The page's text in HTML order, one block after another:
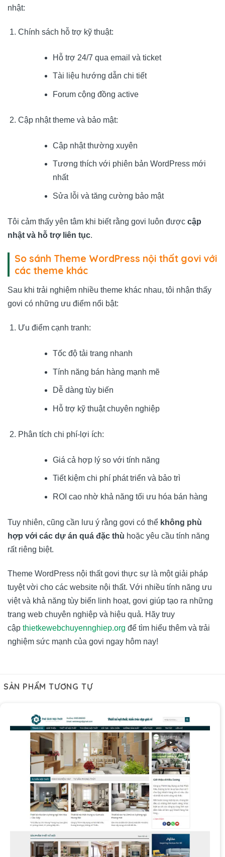
nhật:
Chính sách hỗ trợ kỹ thuật:
Hỗ trợ 24/7 qua email và ticket
Tài liệu hướng dẫn chi tiết
Forum cộng đồng active
Cập nhật theme và bảo mật:
Cập nhật thường xuyên
Tương thích với phiên bản WordPress mới
nhất
Sửa lỗi và tăng cường bảo mật
Tôi cảm thấy yên tâm khi biết rằng govi luôn được cập
nhật và hỗ trợ liên tục.
So sánh Theme WordPress nội thất govi với
các theme khác
Sau khi trải nghiệm nhiều theme khác nhau, tôi nhận thấy
govi có những ưu điểm nổi bật:
Ưu điểm cạnh tranh:
Tốc độ tải trang nhanh
Tính năng bán hàng mạnh mẽ
Dễ dàng tùy biến
Hỗ trợ kỹ thuật chuyên nghiệp
Phân tích chi phí-lợi ích:
Giá cả hợp lý so với tính năng
Tiết kiệm chi phí phát triển và bảo trì
ROI cao nhờ khả năng tối ưu hóa bán hàng
Tuy nhiên, cũng cần lưu ý rằng govi có thể không phù
hợp với các dự án quá đặc thù hoặc yêu cầu tính năng
rất riêng biệt.
Theme WordPress nội thất govi thực sự là một giải pháp
tuyệt vời cho các website nội thất. Với nhiều tính năng ưu
việt và khả năng tùy biến linh hoạt, govi giúp tạo ra những
trang web chuyên nghiệp và hiệu quả. Hãy truy
cập thietkewebchuyennghiep.org để tìm hiểu thêm và trải
nghiệm sức mạnh của govi ngay hôm nay!
SẢN PHẨM TƯƠNG TỰ